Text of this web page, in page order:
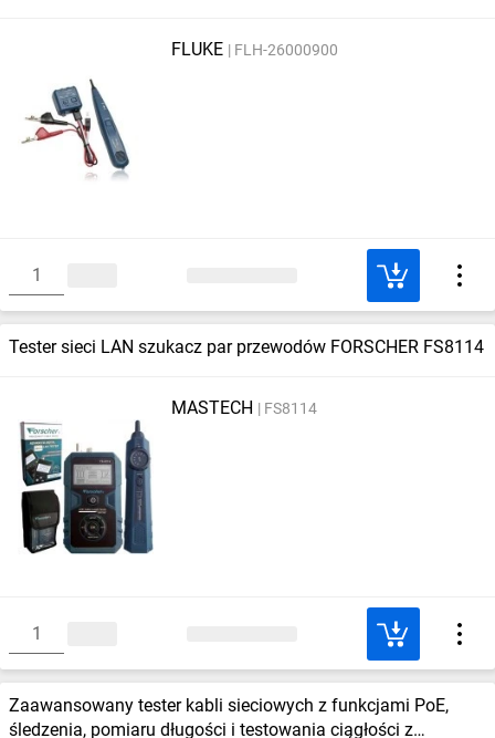
FLUKE FLH-26000900
Tester sieci LAN szukacz par przewodów FORSCHER FS8114
MASTECH FS8114
Zaawansowany tester kabli sieciowych z funkcjami PoE,
śledzenia, pomiaru długości i testowania ciągłości z